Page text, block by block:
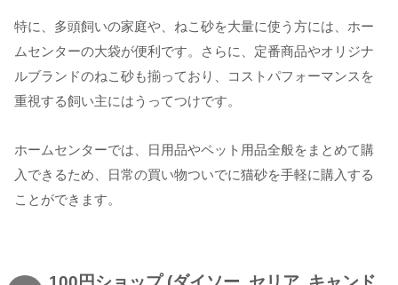
特に、多頭飼いの家庭や、ねこ砂を大量に使う方には、ホー
ムセンターの大袋が便利です。さらに、定番商品やオリジナ
ルブランドのねこ砂も揃っており、コストパフォーマンスを
重視する飼い主にはうってつけです。
ホームセンターでは、日用品やペット用品全般をまとめて購
入できるため、日常の買い物ついでに猫砂を手軽に購入する
ことができます。